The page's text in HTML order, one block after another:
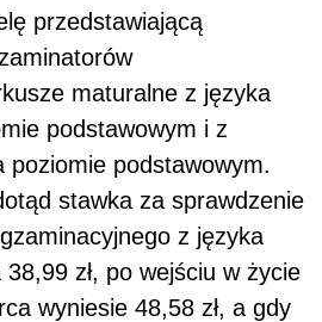
przedstawiającą
maturalne z języka
podstawowym i z
poziomie podstawowym.
stawka za sprawdzenie
z języka
38,99 zł, po wejściu w życie
wyniesie 48,58 zł, a gdy